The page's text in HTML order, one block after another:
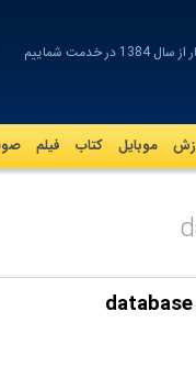
در خدمت شماییم
موبايل کتاب فیلم